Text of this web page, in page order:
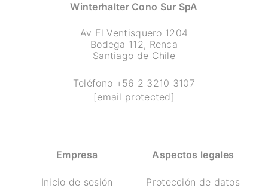
Winterhalter Cono Sur SpA
Av El Ventisquero 1204
Bodega 112, Renca
Santiago de Chile
Teléfono +56 2 3210 3107
[email protected]
Empresa
Inicio de sesión
Aspectos legales
Protección de datos